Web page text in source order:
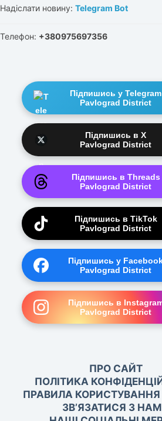
Надіслати новину: Telegram Bot
Телефон: +380975697356
Підпишись у Telegram
Pavlograd District
Підпишись в X
Pavlograd District
Підпишись в Threads
Pavlograd District
Підпишись в TikTok
Pavlograd District
Підпишись у
Pavlograd District
Підпишись в
Pavlograd District
ПРО САЙТ
ПОЛІТИКА
ПРАВИЛА
ЗВ’ЯЗАТИСЯ З